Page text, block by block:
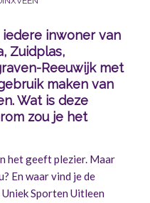
iedere inwoner van
Zuidplas,
Reeuwijk met
maken van
Wat is deze
zou je het
het geeft plezier. Maar
En waar vind je de
Sporten Uitleen